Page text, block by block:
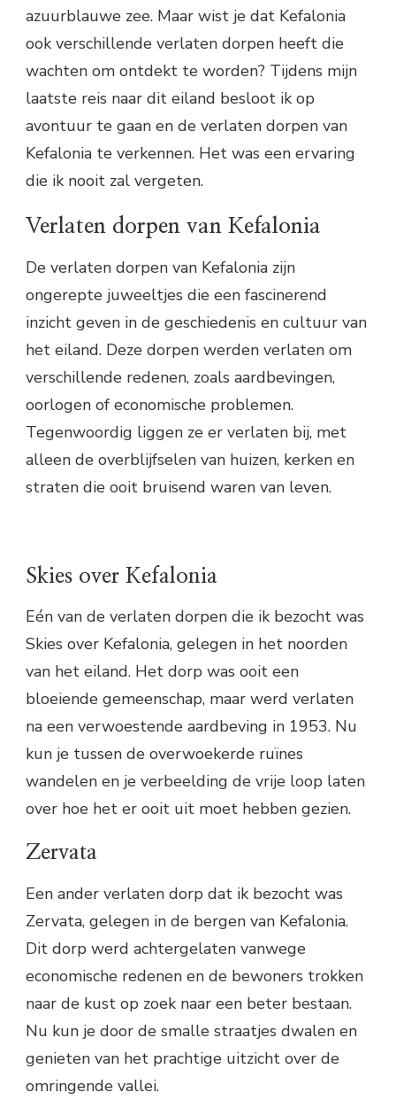
azuurblauwe zee. Maar wist je dat Kefalonia
ook verschillende verlaten dorpen heeft die
wachten om ontdekt te worden? Tijdens mijn
laatste reis naar dit eiland besloot ik op
avontuur te gaan en de verlaten dorpen van
Kefalonia te verkennen. Het was een ervaring
die ik nooit zal vergeten.
Verlaten dorpen van Kefalonia
De verlaten dorpen van Kefalonia zijn
ongerepte juweeltjes die een fascinerend
inzicht geven in de geschiedenis en cultuur van
het eiland. Deze dorpen werden verlaten om
verschillende redenen, zoals aardbevingen,
oorlogen of economische problemen.
Tegenwoordig liggen ze er verlaten bij, met
alleen de overblijfselen van huizen, kerken en
straten die ooit bruisend waren van leven.
Skies over Kefalonia
Eén van de verlaten dorpen die ik bezocht was
Skies over Kefalonia, gelegen in het noorden
van het eiland. Het dorp was ooit een
bloeiende gemeenschap, maar werd verlaten
na een verwoestende aardbeving in 1953. Nu
kun je tussen de overwoekerde ruïnes
wandelen en je verbeelding de vrije loop laten
over hoe het er ooit uit moet hebben gezien.
Zervata
Een ander verlaten dorp dat ik bezocht was
Zervata, gelegen in de bergen van Kefalonia.
Dit dorp werd achtergelaten vanwege
economische redenen en de bewoners trokken
naar de kust op zoek naar een beter bestaan.
Nu kun je door de smalle straatjes dwalen en
genieten van het prachtige uitzicht over de
omringende vallei.